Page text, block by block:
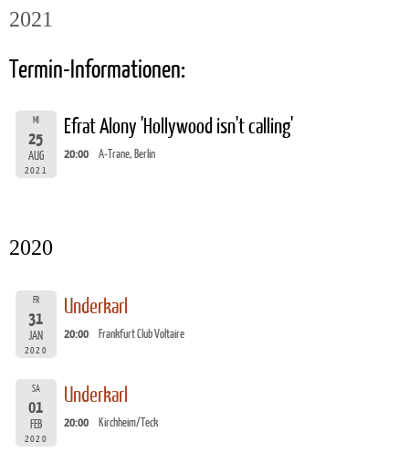
2021
Termin-Informationen:
MI
25
AUG
2021
Efrat Alony 'Hollywood isn't calling'
20:00 A-Trane, Berlin
2020
FR
31
JAN
2020
Underkarl
20:00 Frankfurt Club Voltaire
SA
01
FEB
2020
Underkarl
20:00 Kirchheim/Teck